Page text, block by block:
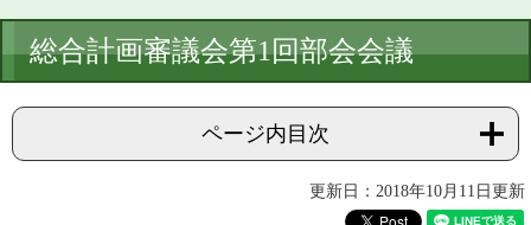
て
文
総合計画審議会第1回部会会議
ページ内目次
更新日：2018年10月11日更新